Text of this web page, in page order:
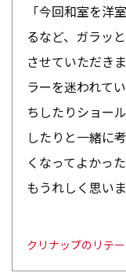
「今回和室を洋
るなど、ガラッ
させていただき
ラーを迷われて
ちしたりショー
したりと一緒に
くなってよかっ
もうれしく思いま
クリナップのリテ